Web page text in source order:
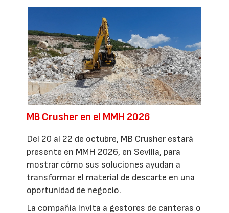
MB Crusher en el MMH 2026
Del 20 al 22 de octubre, MB Crusher estará
presente en MMH 2026, en Sevilla, para
mostrar cómo sus soluciones ayudan a
transformar el material de descarte en una
oportunidad de negocio.
La compañía invita a gestores de canteras o